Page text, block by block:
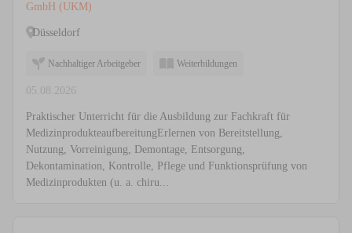
GmbH (UKM)
Düsseldorf
Nachhaltiger Arbeitgeber Weiterbildungen
05.08.2026
Praktischer Unterricht für die Ausbildung zur Fachkraft für
MedizinprodukteaufbereitungErlernen von Bereitstellung,
Nutzung, Vorreinigung, Demontage, Entsorgung,
Dekontamination, Kontrolle, Pflege und Funktionsprüfung von
Medizinprodukten (u. a. chiru...